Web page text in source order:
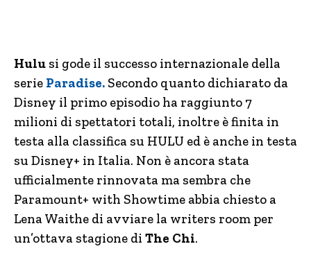
Hulu si gode il successo internazionale della
serie Paradise. Secondo quanto dichiarato da
Disney il primo episodio ha raggiunto 7
milioni di spettatori totali, inoltre è finita in
testa alla classifica su HULU ed è anche in testa
su Disney+ in Italia. Non è ancora stata
ufficialmente rinnovata ma sembra che
Paramount+ with Showtime abbia chiesto a
Lena Waithe di avviare la writers room per
un’ottava stagione di The Chi.